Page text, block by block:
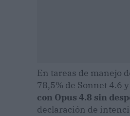
En tareas de manejo
78,5% de Sonnet 4.6
con Opus 4.8 sin
declaración de